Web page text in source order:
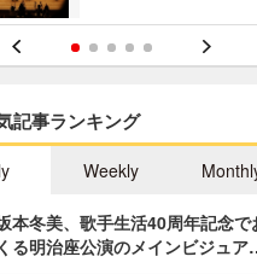
記事ランキング
Weekly
本冬美、歌手生活40周年記念で
くる明治座公演のメインビジュ